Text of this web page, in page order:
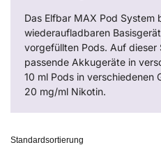
Das Elfbar MAX Pod System
wiederaufladbaren
vorgefüllten Pods. Auf dieser
passende Akkugeräte in
10 ml Pods in verschiedenen
20 mg/ml Nikotin.